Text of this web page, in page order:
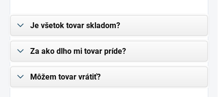
Je všetok tovar skladom?
Za ako dlho mi tovar príde?
Môžem tovar vrátiť?